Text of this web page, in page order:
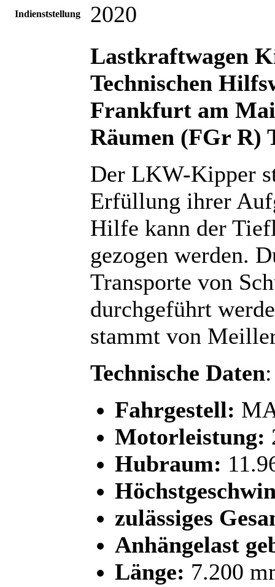
Indienststellung
2020
Lastkraftwagen
Technischen
Frankfurt am
Räumen (FGr R)
Der LKW-Kipper
Erfüllung ihrer
Hilfe kann der
gezogen werden.
Transporte von
durchgeführt
stammt von
Technische Daten:
Fahrgestell:
Motorleistung:
Hubraum:
zulässiges
Anhängelast
Länge: 7.200